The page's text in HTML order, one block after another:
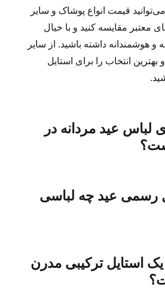
می‌توانید قیمت انواع پوشاک و سایر
معتبر مقایسه کنید و با خیال
هوشمندانه داشته باشید. از سایر
بهترین انتخاب را برای استایل
لباس عید مردانه در
رسمی عید چه لباسی
استایل ترکیبی مدرن